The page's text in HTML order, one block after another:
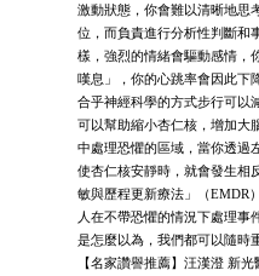
激動狀態，你會難以清晰地思
位，而負責進行分析性判斷和
樣，強烈的情緒會驅動感情，
嘆息」，你的心跳率會因此下
合乎神經科學的方式步行可以
可以幫助縮小杏仁核，增加大
中處理恐懼的區域，當你透過
使杏仁核安靜時，就會發生相
敏與歷程更新療法」（EMDR
人在不帶恐懼的情況下處理事
是怎麼以為，我們都可以隨時
【名家讚譽推薦】汪漢澄 新